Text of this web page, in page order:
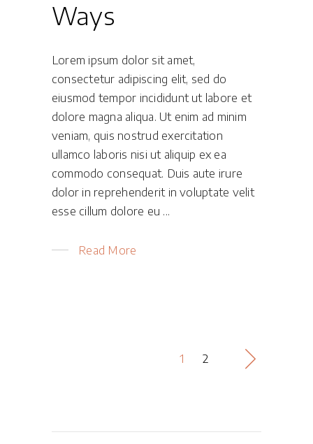
Ways
Lorem ipsum dolor sit amet,
consectetur adipiscing elit, sed do
eiusmod tempor incididunt ut labore et
dolore magna aliqua. Ut enim ad minim
veniam, quis nostrud exercitation
ullamco laboris nisi ut aliquip ex ea
commodo consequat. Duis aute irure
dolor in reprehenderit in voluptate velit
esse cillum dolore eu
Read More
1 2